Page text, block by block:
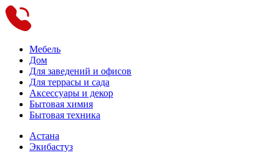
Мебель
Дом
Для заведений и офисов
Для террасы и сада
Аксессуары и декор
Бытовая химия
Бытовая техника
Астана
Экибастуз